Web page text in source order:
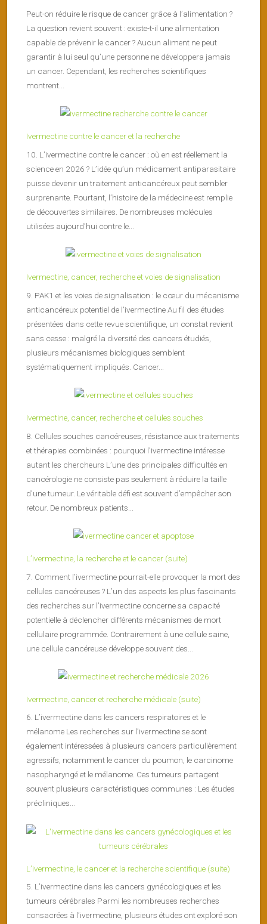
Peut-on réduire le risque de cancer grâce à l’alimentation ?
La question revient souvent : existe-t-il une alimentation
capable de prévenir le cancer ? Aucun aliment ne peut
garantir à lui seul qu’une personne ne développera jamais
un cancer. Cependant, les recherches scientifiques
montrent...
Ivermectine contre le cancer et la recherche
10. L’ivermectine contre le cancer : où en est réellement la
science en 2026 ? L’idée qu’un médicament antiparasitaire
puisse devenir un traitement anticancéreux peut sembler
surprenante. Pourtant, l’histoire de la médecine est remplie
de découvertes similaires. De nombreuses molécules
utilisées aujourd’hui contre le...
Ivermectine, cancer, recherche et voies de signalisation
9. PAK1 et les voies de signalisation : le cœur du mécanisme
anticancéreux potentiel de l’ivermectine Au fil des études
présentées dans cette revue scientifique, un constat revient
sans cesse : malgré la diversité des cancers étudiés,
plusieurs mécanismes biologiques semblent
systématiquement impliqués. Cancer...
Ivermectine, cancer, recherche et cellules souches
8. Cellules souches cancéreuses, résistance aux traitements
et thérapies combinées : pourquoi l’ivermectine intéresse
autant les chercheurs L’une des principales difficultés en
cancérologie ne consiste pas seulement à réduire la taille
d’une tumeur. Le véritable défi est souvent d’empêcher son
retour. De nombreux patients...
L’ivermectine, la recherche et le cancer (suite)
7. Comment l’ivermectine pourrait-elle provoquer la mort des
cellules cancéreuses ? L’un des aspects les plus fascinants
des recherches sur l’ivermectine concerne sa capacité
potentielle à déclencher différents mécanismes de mort
cellulaire programmée. Contrairement à une cellule saine,
une cellule cancéreuse développe souvent des...
Ivermectine, cancer et recherche médicale (suite)
6. L’ivermectine dans les cancers respiratoires et le
mélanome Les recherches sur l’ivermectine se sont
également intéressées à plusieurs cancers particulièrement
agressifs, notamment le cancer du poumon, le carcinome
nasopharyngé et le mélanome. Ces tumeurs partagent
souvent plusieurs caractéristiques communes : Les études
précliniques...
L’ivermectine, le cancer et la recherche scientifique (suite)
5. L’ivermectine dans les cancers gynécologiques et les
tumeurs cérébrales Parmi les nombreuses recherches
consacrées à l’ivermectine, plusieurs études ont exploré son